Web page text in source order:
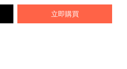
立即購買